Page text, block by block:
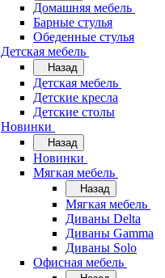
Домашняя мебель
Барные стулья
Обеденные стулья
Детская мебель
Назад
Детская мебель
Детские кресла
Детские столы
Новинки
Назад
Новинки
Мягкая мебель
Назад
Мягкая мебель
Диваны Delta
Диваны Gamma
Диваны Solo
Офисная мебель